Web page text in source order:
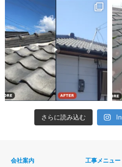
さらに読み込む
会社案内 工事メニュー